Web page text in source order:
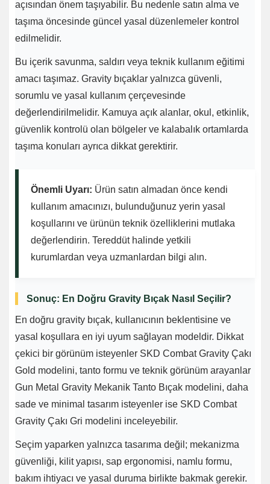
açısından önem taşıyabilir. Bu nedenle satın alma ve
taşıma öncesinde güncel yasal düzenlemeler kontrol
edilmelidir.
Bu içerik savunma, saldırı veya teknik kullanım eğitimi
amacı taşımaz. Gravity bıçaklar yalnızca güvenli,
sorumlu ve yasal kullanım çerçevesinde
değerlendirilmelidir. Kamuya açık alanlar, okul, etkinlik,
güvenlik kontrolü olan bölgeler ve kalabalık ortamlarda
taşıma konuları ayrıca dikkat gerektirir.
Önemli Uyarı: Ürün satın almadan önce kendi
kullanım amacınızı, bulunduğunuz yerin yasal
koşullarını ve ürünün teknik özelliklerini mutlaka
değerlendirin. Tereddüt halinde yetkili
kurumlardan veya uzmanlardan bilgi alın.
Sonuç: En Doğru Gravity Bıçak Nasıl Seçilir?
En doğru gravity bıçak, kullanıcının beklentisine ve
yasal koşullara en iyi uyum sağlayan modeldir. Dikkat
çekici bir görünüm isteyenler SKD Combat Gravity Çakı
Gold modelini, tanto formu ve teknik görünüm arayanlar
Gun Metal Gravity Mekanik Tanto Bıçak modelini, daha
sade ve minimal tasarım isteyenler ise SKD Combat
Gravity Çakı Gri modelini inceleyebilir.
Seçim yaparken yalnızca tasarıma değil; mekanizma
güvenliği, kilit yapısı, sap ergonomisi, namlu formu,
bakım ihtiyacı ve yasal duruma birlikte bakmak gerekir.